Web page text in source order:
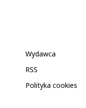
Wydawca
RSS
Polityka cookies